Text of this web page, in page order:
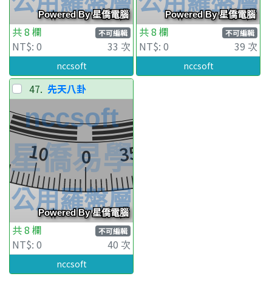
共 8 欄 不可編輯
NT$: 0 33 次
nccsoft
共 8 欄 不可編輯
NT$: 0 39 次
nccsoft
47. 先天八卦
共 8 欄 不可編輯
NT$: 0 40 次
nccsoft